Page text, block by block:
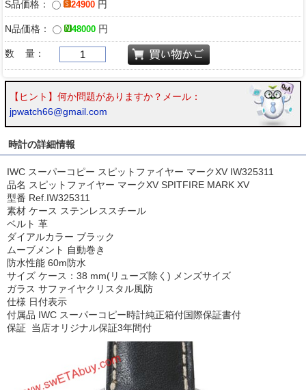
S品価格： 24900 円
N品価格： 48000 円
数 量：
【ヒント】何か問題がありますか？メール：
jpwatch66@gmail.com
時計の詳細情報
IWC スーパーコピー スピットファイヤー マークXV IW325311
品名 スピットファイヤー マークXV SPITFIRE MARK XV
型番 Ref.IW325311
素材 ケース ステンレススチール
ベルト 革
ダイアルカラー ブラック
ムーブメント 自動巻き
防水性能 60m防水
サイズ ケース：38 mm(リューズ除く) メンズサイズ
ガラス サファイヤクリスタル風防
仕様 日付表示
付属品 IWC スーパーコピー時計純正箱付国際保証書付
保証 当店オリジナル保証3年間付